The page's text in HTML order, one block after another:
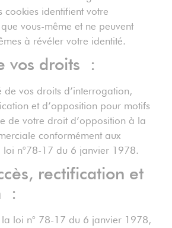
cookies identifient votre
vous-même et ne peuvent
à révéler votre identité.
vos droits :
de vos droits d’interrogation,
et d’opposition pour motifs
de votre droit d’opposition à la
conformément aux
loi n°78-17 du 6 janvier 1978.
rectification et
:
loi n° 78-17 du 6 janvier 1978,